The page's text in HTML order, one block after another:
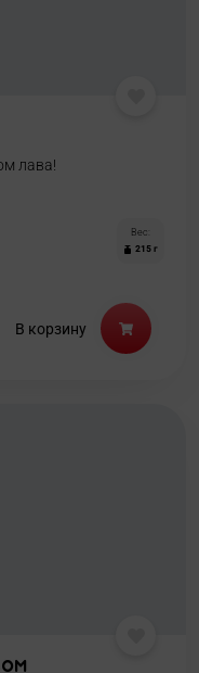
лава!
Вес:
215 г
В корзину